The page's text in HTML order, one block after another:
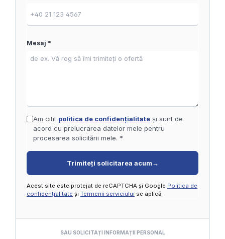
Mesaj *
Am citit politica de confidențialitateși sunt de
acord cu prelucrarea datelor mele pentru
procesarea solicitării mele. *
Trimiteți solicitarea acum →
Acest site este protejat de reCAPTCHA și Google Politica de
confidențialitate și Termenii serviciului se aplică.
SAU SOLICITAȚI INFORMAȚII PERSONAL